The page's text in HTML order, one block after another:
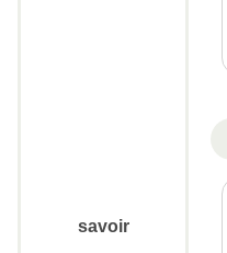
savoir